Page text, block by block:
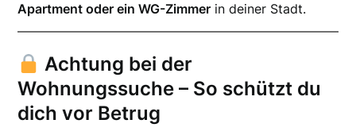
Apartment oder ein WG-Zimmer in deiner Stadt.
Achtung bei der
Wohnungssuche – So schützt du
dich vor Betrug